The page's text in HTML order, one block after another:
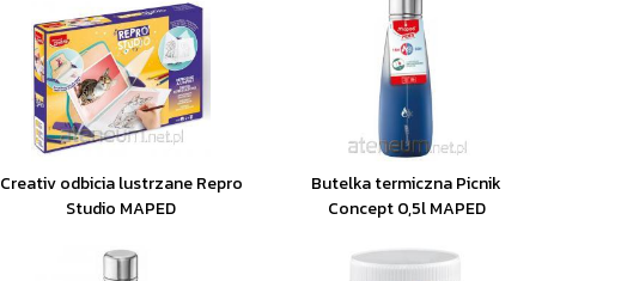
Creativ odbicia lustrzane Repro
Studio MAPED
Butelka termiczna Picnik
Concept 0,5l MAPED